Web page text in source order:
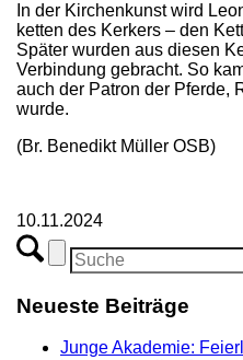
In der Kirchenkunst wird
ketten des Kerkers – den
Später wurden aus diesen
Verbindung gebracht. So
auch der Patron der Pferde,
wurde.
(Br. Benedikt Müller OSB)
10.11.2024
Neueste Beiträge
Junge Akademie: